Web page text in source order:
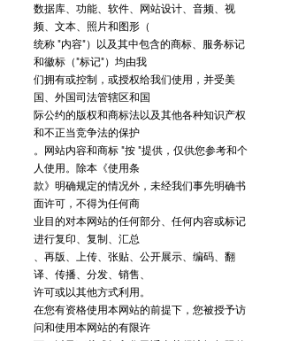
数据库、功能、软件、网站设计、音频、视
频、文本、照片和图形（
统称 "内容"）以及其中包含的商标、服务标记
和徽标（"标记"）均由我
们拥有或控制，或授权给我们使用，并受美
国、外国司法管辖区和国
际公约的版权和商标法以及其他各种知识产权
和不正当竞争法的保护
。网站内容和商标 "按 "提供，仅供您参考和个
人使用。除本《使用条
款》明确规定的情况外，未经我们事先明确书
面许可，不得为任何商
业目的对本网站的任何部分、任何内容或标记
进行复印、复制、汇总
、再版、上传、张贴、公开展示、编码、翻
译、传播、分发、销售、
许可或以其他方式利用。
在您有资格使用本网站的前提下，您被授予访
问和使用本网站的有限许